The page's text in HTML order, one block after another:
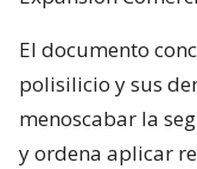
El documento
polisilicio y sus
menoscabar la
y ordena aplicar